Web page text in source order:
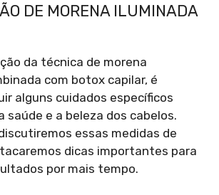
DE MORENA ILUMINADA
da técnica de morena
com botox capilar, é
alguns cuidados específicos
saúde e a beleza dos cabelos.
essas medidas de
dicas importantes para
por mais tempo.